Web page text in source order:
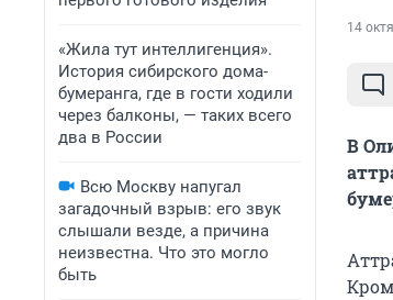
«Жила тут интеллигенция».
История сибирского дома-
бумеранга, где в гости ходили
через балконы, — таких всего
два в России
Всю Москву напугал
загадочный взрыв: его звук
слышали везде, а причина
неизвестна. Что это могло
быть
14
В